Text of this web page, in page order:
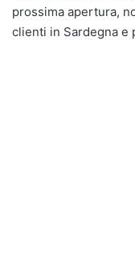
prossima apertura,
clienti in Sardegna e